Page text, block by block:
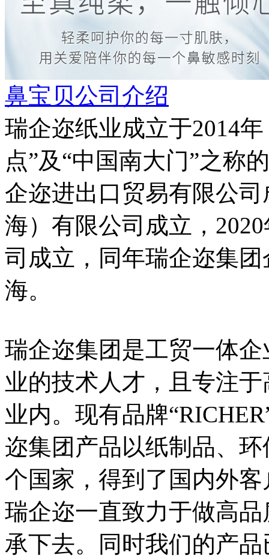
鼻宝贝公司介绍
瑞企迩纸业成立于2014
点”及“中国南大门”之称
企迩进出口贸易有限公
海）有限公司成立，
司成立，同年瑞企迩集
海。
瑞企迩集团是工贸一体
业的技术人才，且专注
业内。现有品牌
迩集团产品以纸制品、
个国家，得到了国内外
瑞企迩一直致力于做高
承下去。同时我们的产